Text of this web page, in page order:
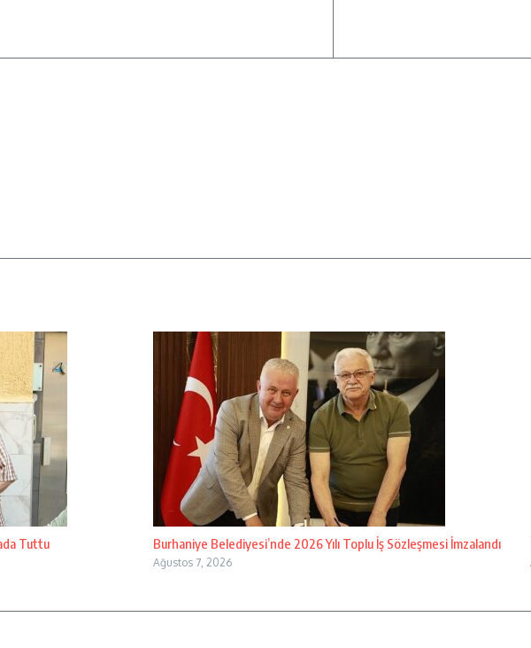
Tuttu Burhaniye Belediyesi’nde 2026 Yılı Toplu İş Sözleşmesi İmzalandı
Ağustos 7, 2026